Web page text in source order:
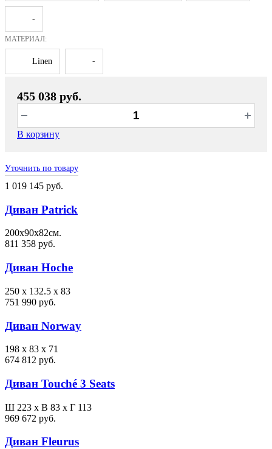
-
МАТЕРИАЛ:
Linen -
455 038 руб.
В корзину
Уточнить по товару
1 019 145 руб.
Диван Patrick
200х90х82см.
811 358 руб.
Диван Hoche
250 x 132.5 x 83
751 990 руб.
Диван Norway
198 x 83 x 71
674 812 руб.
Диван Touché 3 Seats
Ш 223 x В 83 x Г 113
969 672 руб.
Диван Fleurus